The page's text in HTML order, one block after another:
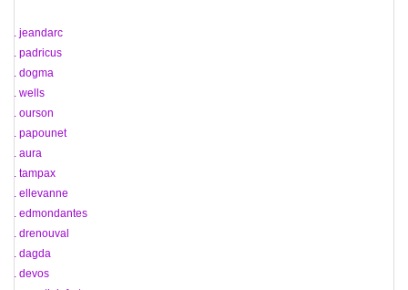
16. jeandarc
17. padricus
18. dogma
19. wells
20. ourson
21. papounet
22. aura
23. tampax
24. ellevanne
25. edmondantes
26. drenouval
27. dagda
28. devos